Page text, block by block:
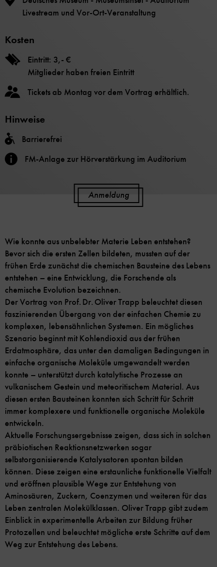
Livestream und Vor-Ort-Veranstaltung
Kosten
Eintritt: 3,- €
Mitglieder haben freien Eintritt
Tickets ab Montag vor dem Vortrag erhältlich.
Hinweise
Barrierefrei
FM-Anlage zur Hörverstärkung im Auditorium
Anmeldung
Wie konnte aus unbelebter Materie Leben entstehen?
Bevor sich die ersten Zellen bildeten, mussten auf der
frühen Erde zunächst die chemischen Bausteine des Lebens
entstehen – eine Entwicklung, die Forschende als
chemische Evolution bezeichnen.
Der Vortrag von Prof. Dr. Oliver Trapp beleuchtet diesen
faszinierenden Übergang von der einfachen Chemie zu
komplexen, lebensähnlichen Systemen. Ein mögliches
Szenario beginnt mit Kohlendioxid aus der frühen
Erdatmosphäre, das unter den damaligen Bedingungen in
einfache organische Moleküle umgewandelt werden
konnte – unterstützt durch katalytische Prozesse an
vulkanischem Gestein und meteoritischem Material. Aus
diesen ersten Bausteinen konnten sich Schritt für Schritt
immer komplexere und funktionelle organische Moleküle
entwickeln.
Aktuelle Forschungsergebnisse zeigen, dass sich in solchen
präbiotischen Reaktionsnetzwerken sogar
selbstorganisierende Katalysatoren spontan bilden
können. Diese zeigen eine erstaunliche funktionelle Vielfalt
und eröffnen plausible Wege zur Entstehung von
Aminosäuren, Zuckern, Coenzymen und weiteren für das
Leben zentralen Molekülklassen. Oliver Trapp gibt zudem
Einblick in experimentelle Arbeiten zur Bildung früher
Protozellen und beleuchtet mögliche erste Schritte auf dem
Weg zur Entstehung des Lebens.